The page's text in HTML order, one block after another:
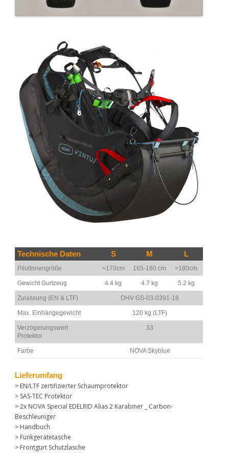
Technische Daten S M L
PilotInnengröße <170cm 165-180 cm >180cm
Gewicht Gurtzeug 4.4 kg 4.7 kg 5.2 kg
Zulassung (EN & LTF) DHV GS-03-0391-18
Max. Einhängegewicht 120 kg (LTF)
Verzögerungswert
Protektor
33
Farbe NOVA Skyblue
Lieferumfang
> EN/LTF zertifizierter Schaumprotektor
> SAS-TEC Protektor
> 2x NOVA Special EDELRID Alias 2 Karabiner _ Carbon-
Beschleuniger
> Handbuch
> Funkgerätetasche
> Frontgurt Schutzlasche